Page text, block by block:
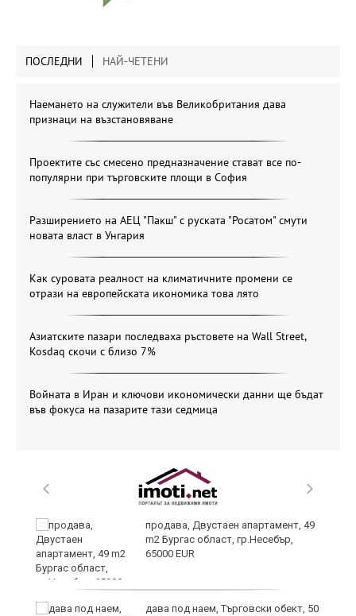
ПОСЛЕДНИ НАЙ-ЧЕТЕНИ
Наемането на служители във Великобритания дава
признаци на възстановяване
Проектите със смесено предназначение стават все по-
популярни при търговските площи в София
Разширението на АЕЦ "Пакш" с руската "Росатом" смути
новата власт в Унгария
Как суровата реалност на климатичните промени се
отрази на европейската икономика това лято
Азиатските пазари последваха ръстовете на Wall Street,
Kosdaq скочи с близо 7%
Войната в Иран и ключови икономически данни ще бъдат
във фокуса на пазарите тази седмица
продава, Двустаен апартамент, 49
m2 Бургас област, гр.Несебър,
65000 EUR
дава под наем, Търговски обект, 50